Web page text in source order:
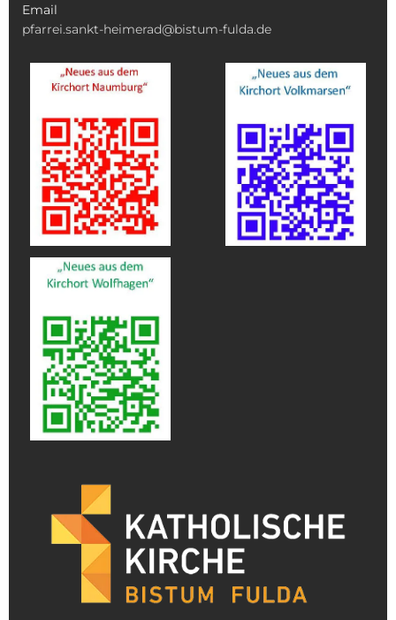
Email
pfarrei.sankt-heimerad@bistum-fulda.de